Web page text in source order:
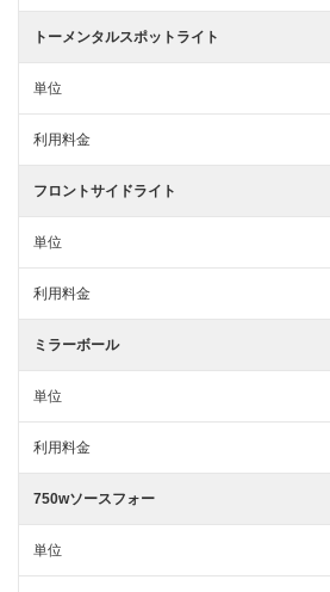
トーメンタルスポットライト
単位
利用料金
フロントサイドライト
単位
利用料金
ミラーボール
単位
利用料金
750wソースフォー
単位